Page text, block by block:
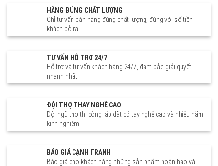
Bình Phước Đồng Nai Long An
Tây Ninh Tiền Giang Vũng Tàu
Vĩnh Long Hải Châu Cẩm Lệ
Thanh Khê Liên Chiểu Ngũ
Thọ Bắc Giang Hải Dương Hải
Phòng Bắc Ninh Hà Nam Hưng
Yên Quảng Ninh Nam Định
Ninh Bình Thái Bình Vĩnh Phúc
Hải Châu Cẩm Lệ Thanh Khê
Trà Hòa Vang Long Biên
Thanh Xuân Bắc Từ Liêm Ba
Đình Cầu Giấy Đống Đa Hai Bà
Trưng Hoàn Kiếm Hà Đông
Tây Hồ Nam Từ Liêm Hoàng
Đông Anh Chương Mỹ Hoài
Đức Ba Vì Mỹ Đức Phúc Thọ
Thạch Thất Quốc Oai Thanh
Trì Thường Tín Thanh Oai
Trường Ý Yên Tuyên Quang
Chiêm Hóa Hàm Yên Lâm Bình
Phú Thọ Việt Trì Đoan Hùng
Lâm Thao Tam Nông Thanh
Thủy Tân Sơn
HÀNG ĐÚNG CHẤT LƯỢNG
Chỉ tư vấn bán hàng đúng chất lượng, đúng với số tiền
khách bỏ ra
TƯ VẤN HỖ TRỢ 24/7
Hỗ trợ và tư vấn khách hàng 24/7, đảm bảo giải quyết
nhanh nhất
ĐỘI THỢ THAY NGHỀ CAO
Đội ngũ thợ thi công lắp đặt có tay nghề cao và nhiều năm
kinh nghiệm
BÁO GIÁ CẠNH TRANH
Báo giá cho khách hàng những sản phẩm hoàn hảo và